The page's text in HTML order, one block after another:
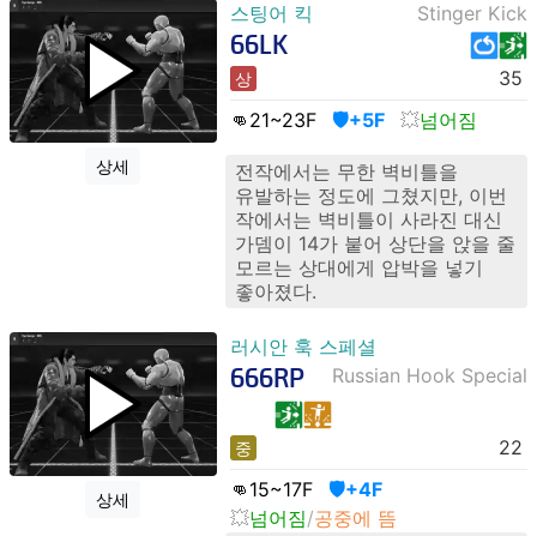
상세
스팅어 킥 Stinger Kick
66LK
상
35
👊21~23F 🛡️+5F 넘어짐
전작에서는 무한 벽비틀을
유발하는 정도에 그쳤지만, 이번
작에서는 벽비틀이 사라진 대신
가뎀이 14가 붙어 상단을 앉을 줄
모르는 상대에게 압박을 넣기
좋아졌다.
상세
러시안 훅 스페셜
Russian Hook Special
666RP
중
22
👊15~17F
🛡️+4F
넘어짐 공중에 뜸